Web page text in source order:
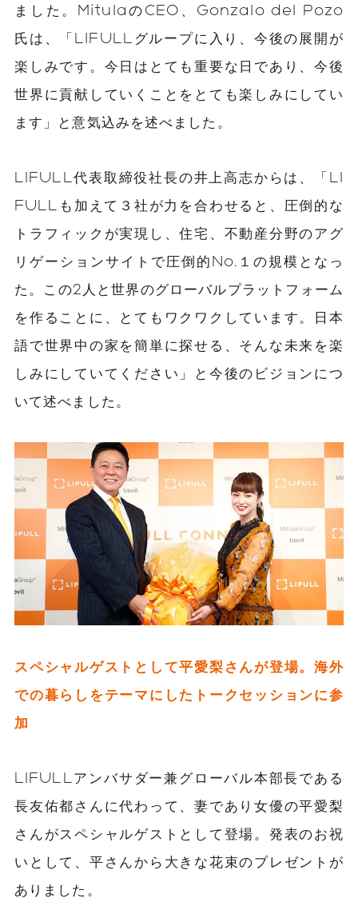
ました。MitulaのCEO、Gonzalo del Pozo
氏は、「LIFULLグループに入り、今後の展開が
楽しみです。今日はとても重要な日であり、今後
世界に貢献していくことをとても楽しみにしてい
ます」と意気込みを述べました。
LIFULL代表取締役社長の井上高志からは、「LI
FULLも加えて３社が力を合わせると、圧倒的な
トラフィックが実現し、住宅、不動産分野のアグ
リゲーションサイトで圧倒的No.１の規模となっ
た。この2人と世界のグローバルプラットフォーム
を作ることに、とてもワクワクしています。日本
語で世界中の家を簡単に探せる、そんな未来を楽
しみにしていてください」と今後のビジョンにつ
いて述べました。
スペシャルゲストとして平愛梨さんが登場。海外
での暮らしをテーマにしたトークセッションに参
加
LIFULLアンバサダー兼グローバル本部長である
長友佑都さんに代わって、妻であり女優の平愛梨
さんがスペシャルゲストとして登場。発表のお祝
いとして、平さんから大きな花束のプレゼントが
ありました。